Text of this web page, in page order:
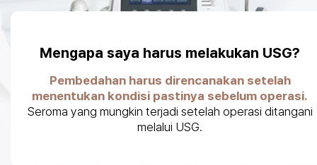
Mengapa saya harus melakukan USG?
Pembedahan harus direncanakan setelah
menentukan kondisi pastinya sebelum operasi.
Seroma yang mungkin terjadi setelah operasi ditangani
melalui USG.